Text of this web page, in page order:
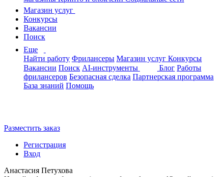
Магазин услуг
Конкурсы
Вакансии
Поиск
Еще
Найти работу Фрилансеры Магазин услуг Конкурсы
Вакансии Поиск AI-инструменты Блог Работы
фрилансеров Безопасная сделка Партнерская программа
База знаний Помощь
Разместить заказ
Регистрация
Вход
Анастасия Петухова